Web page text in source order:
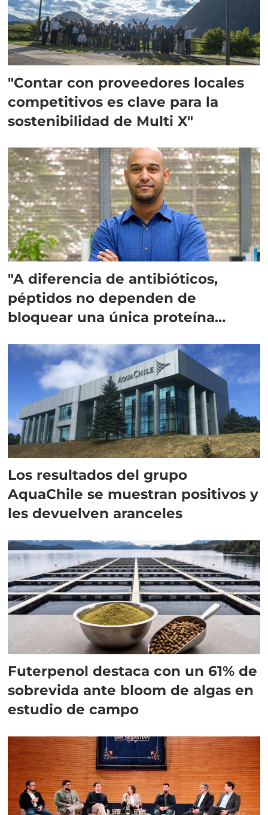
"Contar con proveedores locales
competitivos es clave para la
sostenibilidad de Multi X"
"A diferencia de antibióticos,
péptidos no dependen de
bloquear una única proteína
Los resultados del grupo
AquaChile se muestran positivos y
les devuelven aranceles
Futerpenol destaca con un 61% de
sobrevida ante bloom de algas en
estudio de campo